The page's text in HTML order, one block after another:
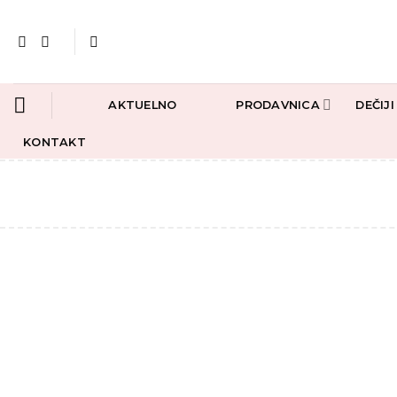
AKTUELNO PRODAVNICA
KONTAKT